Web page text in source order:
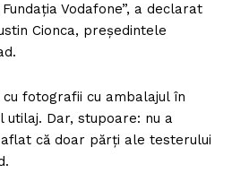
Vodafone”, a declarat
Cionca, președintele
fotografii cu ambalajul în
Dar, stupoare: nu a
că doar părți ale testerului